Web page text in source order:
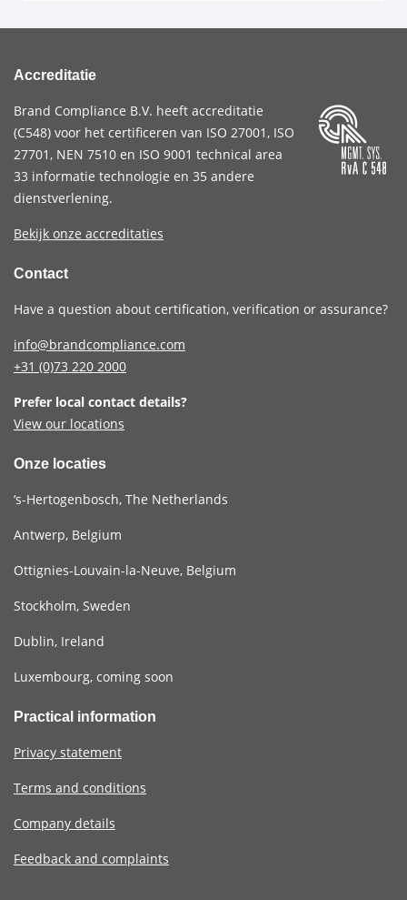
Accreditatie
Brand Compliance B.V. heeft accreditatie
(C548) voor het certificeren van ISO 27001, ISO
27701, NEN 7510 en ISO 9001 technical area
33 informatie technologie en 35 andere
dienstverlening.
Bekijk onze accreditaties
Contact
Have a question about certification, verification or assurance?
info@brandcompliance.com
+31 (0)73 220 2000
Prefer local contact details?
View our locations
Onze locaties
‘s-Hertogenbosch, The Netherlands
Antwerp, Belgium
Ottignies-Louvain-la-Neuve, Belgium
Stockholm, Sweden
Dublin, Ireland
Luxembourg, coming soon
Practical information
Privacy statement
Terms and conditions
Company details
Feedback and complaints